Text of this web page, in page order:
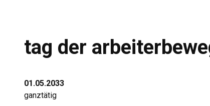
tag der
01.05.2033
ganztätig